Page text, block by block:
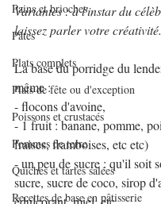
Pains et brioches
Pâtes
Plats complets
Plats de fête ou d'exception
Poissons et crustacés
Pommes de terre
Quiches et tartes salées
Recettes de base en pâtisserie
Variantes : à l'instar du
laissez parler votre créativité.
La base du porridge du
même :
- flocons d'avoine,
- 1 fruit : banane, pomme,
fraises, framboises, etc etc)
- un peu de sucre : qu'il soit
sucre, sucre de coco, sirop